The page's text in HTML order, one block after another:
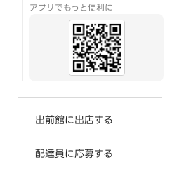
アプリでもっと便利に
出前館に出店する
配達員に応募する